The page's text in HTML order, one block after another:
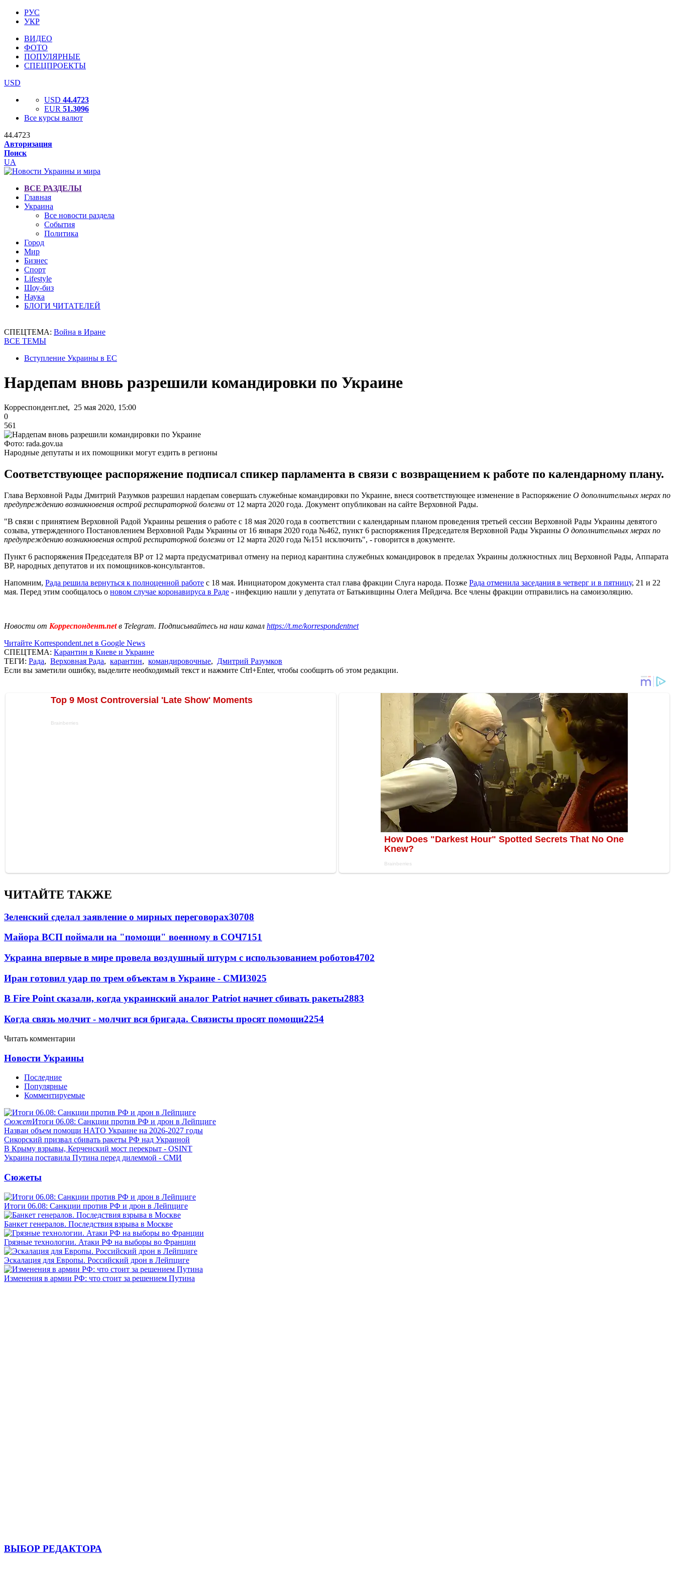
РУС
УКР
ВИДЕО
ФОТО
ПОПУЛЯРНЫЕ
СПЕЦПРОЕКТЫ
USD
USD 44.4723
EUR 51.3096
Все курсы валют
44.4723
Авторизация
Поиск
UA
ВСЕ РАЗДЕЛЫ
Главная
Украина
Все новости раздела
События
Политика
Город
Мир
Бизнес
Спорт
Lifestyle
Шоу-биз
Наука
БЛОГИ ЧИТАТЕЛЕЙ
СПЕЦТЕМА: Война в Иране
ВСЕ ТЕМЫ
Вступление Украины в ЕС
Нардепам вновь разрешили командировки по Украине
Корреспондент.net, 25 мая 2020, 15:00
0
561
Фото: rada.gov.ua
Народные депутаты и их помощники могут ездить в регионы
Соответствующее распоряжение подписал спикер парламента в связи с возвращением к работе по календарному плану.
Глава Верховной Рады Дмитрий Разумков разрешил нардепам совершать служебные командировки по Украине, внеся соответствующее изменение в Распоряжение О дополнительных мерах по
предупреждению возникновения острой респираторной болезни от 12 марта 2020 года. Документ опубликован на сайте Верховной Рады.
"В связи с принятием Верховной Радой Украины решения о работе с 18 мая 2020 года в соответствии с календарным планом проведения третьей сессии Верховной Рады Украины девятого
созыва, утвержденного Постановлением Верховной Рады Украины от 16 января 2020 года №462, пункт 6 распоряжения Председателя Верховной Рады Украины О дополнительных мерах по
предупреждению возникновения острой респираторной болезни от 12 марта 2020 года №151 исключить", - говорится в документе.
Пункт 6 распоряжения Председателя ВР от 12 марта предусматривал отмену на период карантина служебных командировок в пределах Украины должностных лиц Верховной Рады, Аппарата
ВР, народных депутатов и их помощников-консультантов.
Напомним, Рада решила вернуться к полноценной работе с 18 мая. Инициатором документа стал глава фракции Слуга народа. Позже Рада отменила заседания в четверг и в пятницу, 21 и 22
мая. Перед этим сообщалось о новом случае коронавируса в Раде - инфекцию нашли у депутата от Батькивщины Олега Мейдича. Все члены фракции отправились на самоизоляцию.
Новости от Корреспондент.netв Telegram. Подписывайтесь на наш канал https://t.me/korrespondentnet
Читайте Korrespondent.net в Google News
СПЕЦТЕМА: Карантин в Киеве и Украине
ТЕГИ: Рада, Верховная Рада, карантин, командировочные, Дмитрий Разумков
Если вы заметили ошибку, выделите необходимый текст и нажмите Ctrl+Enter, чтобы сообщить об этом редакции.
ЧИТАЙТЕ ТАКЖЕ
Зеленский сделал заявление о мирных переговорах30708
Майора ВСП поймали на "помощи" военному в СОЧ7151
Украина впервые в мире провела воздушный штурм с использованием роботов4702
Иран готовил удар по трем объектам в Украине - СМИ3025
В Fire Point сказали, когда украинский аналог Patriot начнет сбивать ракеты2883
Когда связь молчит - молчит вся бригада. Связисты просят помощи2254
Читать комментарии
Новости Украины
Последние
Популярные
Комментируемые
СюжетИтоги 06.08: Санкции против РФ и дрон в Лейпциге
Назван объем помощи НАТО Украине на 2026-2027 годы
Сикорский призвал сбивать ракеты РФ над Украиной
В Крыму взрывы, Керченский мост перекрыт - OSINT
Украина поставила Путина перед дилеммой - СМИ
Сюжеты
Итоги 06.08: Санкции против РФ и дрон в Лейпциге
Банкет генералов. Последствия взрыва в Москве
Грязные технологии. Атаки РФ на выборы во Франции
Эскалация для Европы. Российский дрон в Лейпциге
Изменения в армии РФ: что стоит за решением Путина
ВЫБОР РЕДАКТОРА